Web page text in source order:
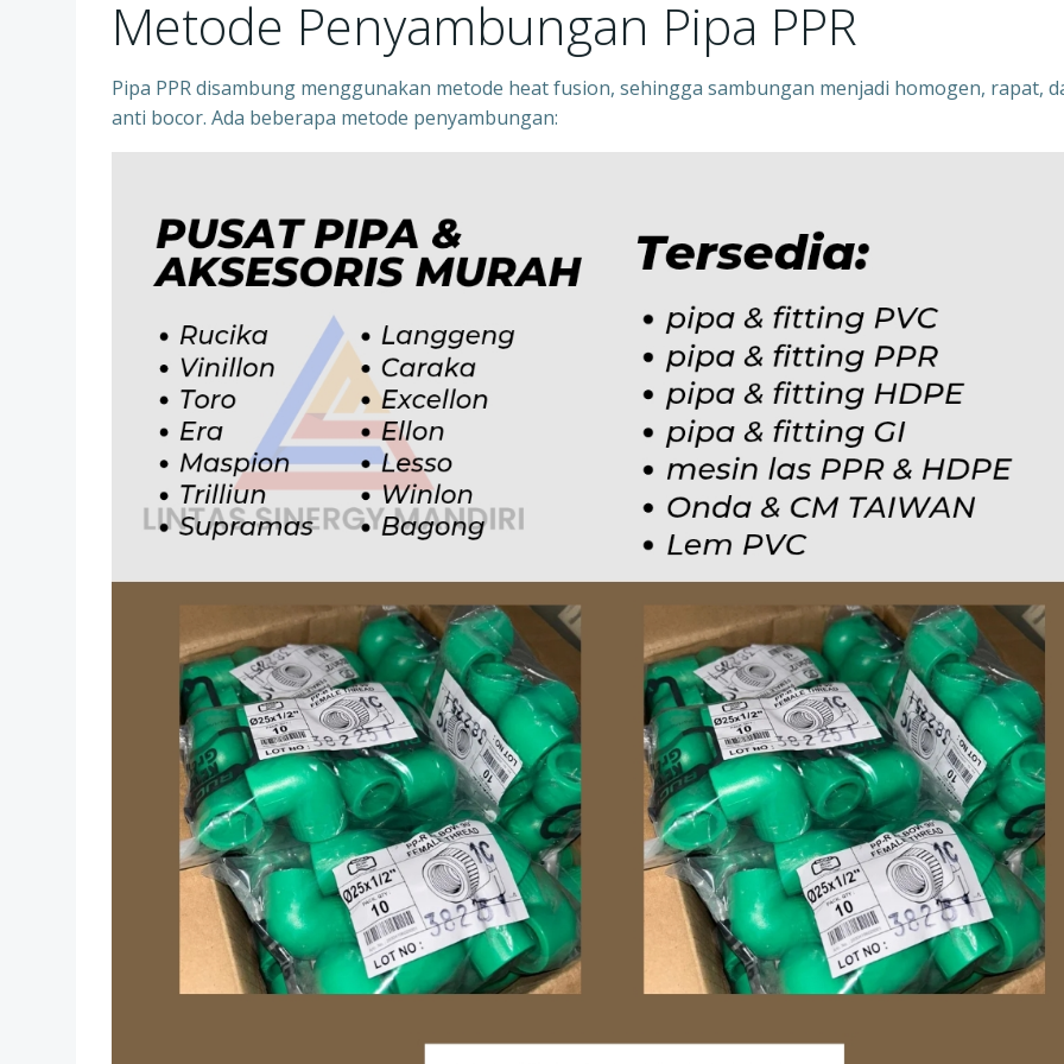
Metode Penyambungan Pipa PPR
Pipa PPR disambung menggunakan metode heat fusion, sehingga sambungan menjadi homogen, rapat,
anti bocor. Ada beberapa metode penyambungan: